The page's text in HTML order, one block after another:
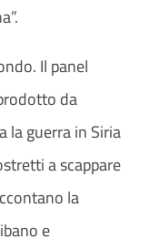
Il panel
da
la guerra in Siria
a scappare
la
e